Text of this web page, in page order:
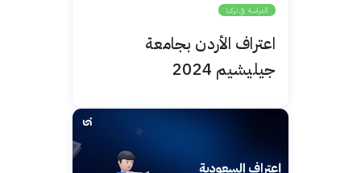
الدراسة في تركيا
اعتراف الأردن بجامعة
جيليشيم 2024